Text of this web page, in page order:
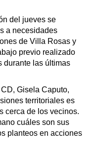
del jueves se
a necesidades
de Villa Rosas y
previo realizado
durante las últimas
Gisela Caputo,
territoriales es
cerca de los vecinos.
cuáles son sus
planteos en acciones